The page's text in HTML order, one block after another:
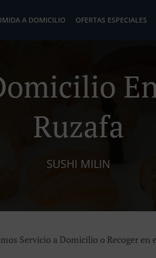
A DOMICILIO OFERTAS ESPECIALES
Ruzafa
SUSHI MILIN
Servicio a Domicilio o Recoger en